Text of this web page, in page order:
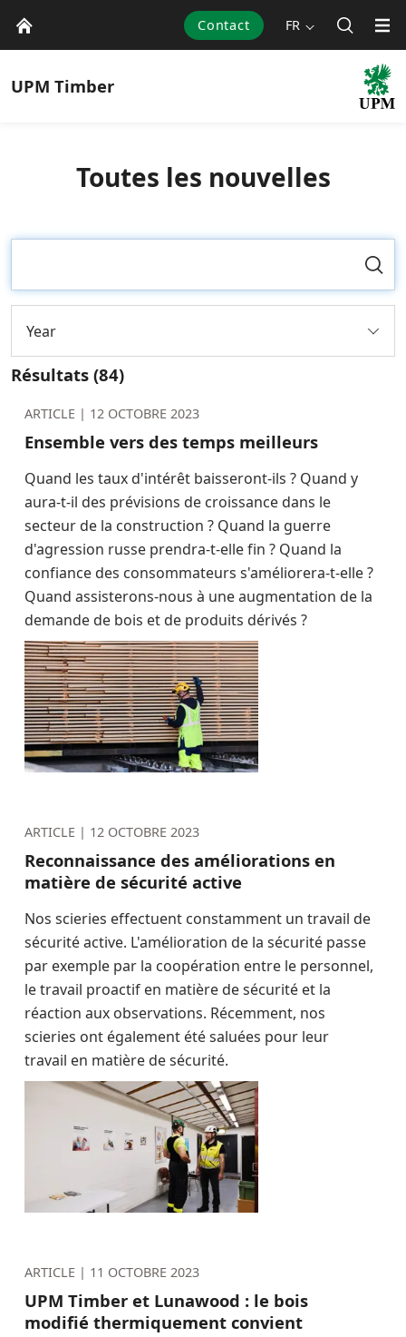
Contact FR
UPM Timber
Toutes les nouvelles
Year
Résultats (84)
ARTICLE | 12 OCTOBRE 2023
Ensemble vers des temps meilleurs
Quand les taux d'intérêt baisseront-ils ? Quand y
aura-t-il des prévisions de croissance dans le
secteur de la construction ? Quand la guerre
d'agression russe prendra-t-elle fin ? Quand la
confiance des consommateurs s'améliorera-t-elle ?
Quand assisterons-nous à une augmentation de la
demande de bois et de produits dérivés ?
ARTICLE | 12 OCTOBRE 2023
Reconnaissance des améliorations en
matière de sécurité active
Nos scieries effectuent constamment un travail de
sécurité active. L'amélioration de la sécurité passe
par exemple par la coopération entre le personnel,
le travail proactif en matière de sécurité et la
réaction aux observations. Récemment, nos
scieries ont également été saluées pour leur
travail en matière de sécurité.
ARTICLE | 11 OCTOBRE 2023
UPM Timber et Lunawood : le bois
modifié thermiquement convient